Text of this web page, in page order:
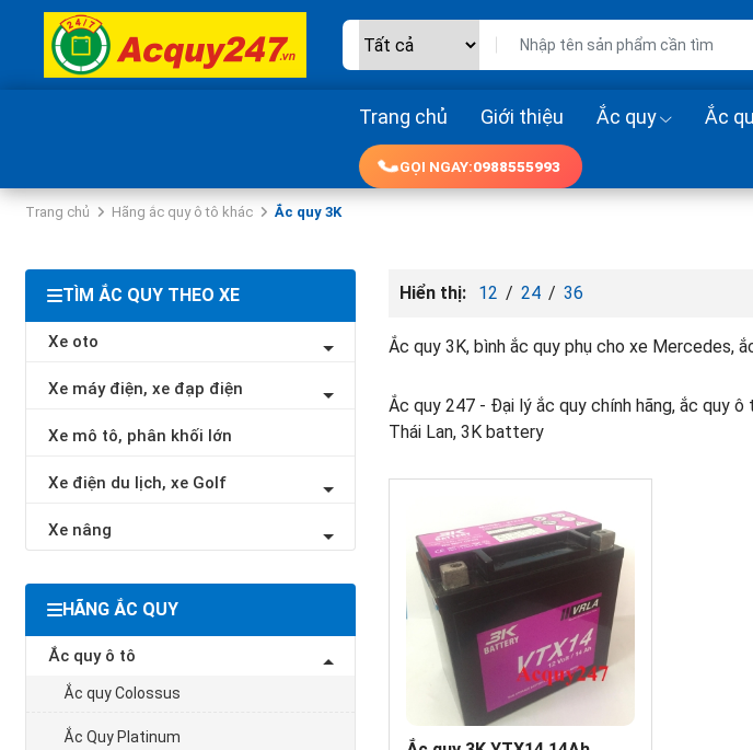
Trang chủ Giới thiệu Ắc quy Ắc
GỌI NGAY:0988555993
Trang chủ Hãng ắc quy ô tô khác Ắc quy 3K
TÌM ẮC QUY THEO XE
Xe oto
Xe máy điện, xe đạp điện
Xe mô tô, phân khối lớn
Xe điện du lịch, xe Golf
Xe nâng
HÃNG ẮC QUY
Ắc quy ô tô
Ắc quy Colossus
Ắc Quy Platinum
Hiển thị: 12 / 24 / 36
Ắc quy 3K, bình ắc quy phụ cho xe Mercedes,
Ắc quy 247 - Đại lý ắc quy chính hãng, ắc quy
Thái Lan, 3K battery